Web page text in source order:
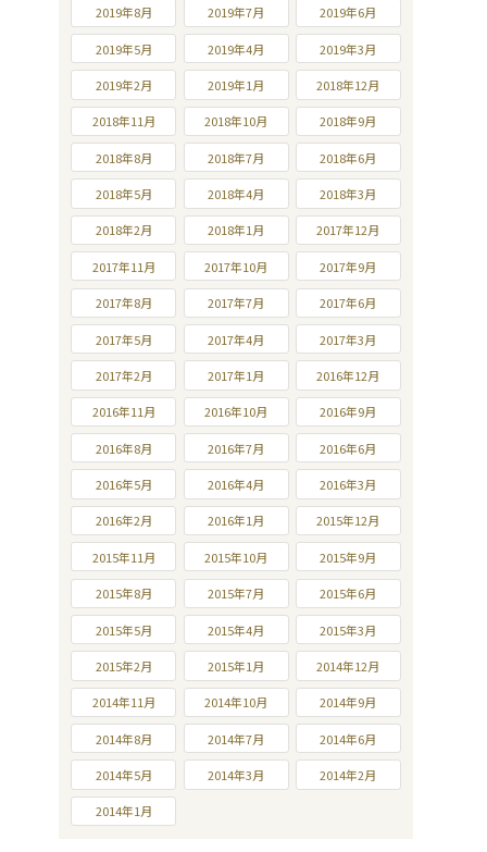
2019年8月 2019年7月 2019年6月
2019年5月 2019年4月 2019年3月
2019年2月 2019年1月 2018年12月
2018年11月 2018年10月 2018年9月
2018年8月 2018年7月 2018年6月
2018年5月 2018年4月 2018年3月
2018年2月 2018年1月 2017年12月
2017年11月 2017年10月 2017年9月
2017年8月 2017年7月 2017年6月
2017年5月 2017年4月 2017年3月
2017年2月 2017年1月 2016年12月
2016年11月 2016年10月 2016年9月
2016年8月 2016年7月 2016年6月
2016年5月 2016年4月 2016年3月
2016年2月 2016年1月 2015年12月
2015年11月 2015年10月 2015年9月
2015年8月 2015年7月 2015年6月
2015年5月 2015年4月 2015年3月
2015年2月 2015年1月 2014年12月
2014年11月 2014年10月 2014年9月
2014年8月 2014年7月 2014年6月
2014年5月 2014年3月 2014年2月
2014年1月